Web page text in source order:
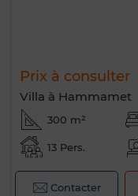
Prix à consulter
Villa à Hammamet
300 m²
13 Pers.
Contacter